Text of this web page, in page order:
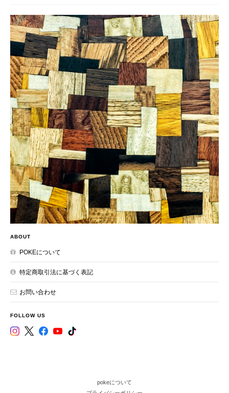
ABOUT
POKEについて
特定商取引法に基づく表記
お問い合わせ
FOLLOW US
pokeについて